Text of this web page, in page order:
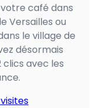
café dans
Versailles ou
le village de
désormais
clics avec les